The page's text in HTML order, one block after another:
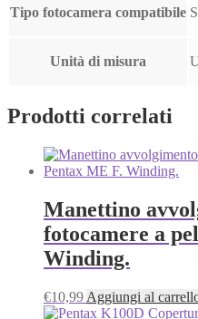
Tipo fotocamera compatibile
Unità di misura
Prodotti correlati
Manettino
fotocamere a
Winding.
€10,99 Aggiungi al